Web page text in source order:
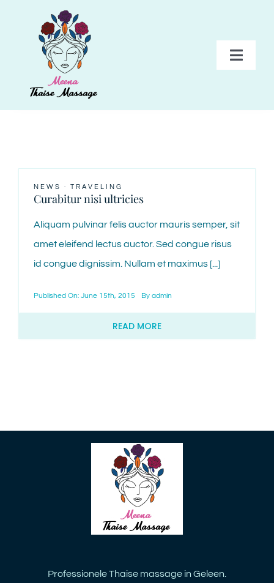
PAKKETTEN
TARIEVEN
GALERIJ
NEWS · TRAVELING
Curabitur nisi ultricies
Aliquam pulvinar felis auctor mauris semper, sit
amet eleifend lectus auctor. Sed congue risus
id congue dignissim. Nullam et maximus [...]
Published On: June 15th, 2015 By admin
READ MORE
Professionele Thaise massage in Geleen.